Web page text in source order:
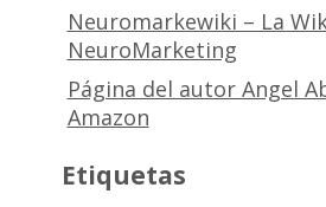
Neuromarkewiki – La
NeuroMarketing
Página del autor Angel
Amazon
Etiquetas